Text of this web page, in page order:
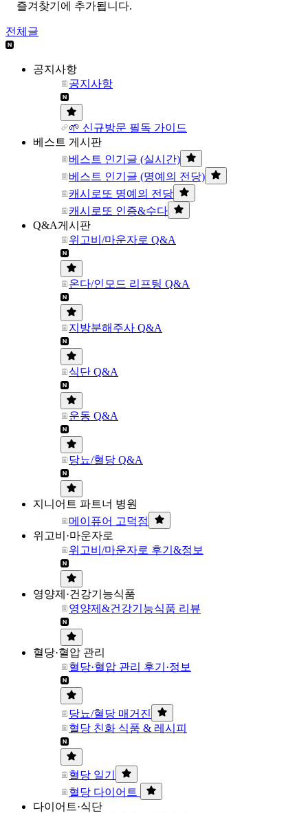
즐겨찾기에 추가됩니다.
전체글
공지사항
공지사항
🌱 신규방문 필독 가이드
베스트 게시판
베스트 인기글 (실시간)
베스트 인기글 (명예의 전당)
캐시로또 명예의 전당
캐시로또 인증&수다
Q&A게시판
위고비/마운자로 Q&A
온다/인모드 리프팅 Q&A
지방분해주사 Q&A
식단 Q&A
운동 Q&A
당뇨/혈당 Q&A
지니어트 파트너 병원
메이퓨어 고덕점
위고비·마운자로
위고비/마운자로 후기&정보
영양제·건강기능식품
영양제&건강기능식품 리뷰
혈당·혈압 관리
혈당·혈압 관리 후기·정보
당뇨/혈당 매거진
혈당 친화 식품 & 레시피
혈당 일기
혈당 다이어트
다이어트·식단